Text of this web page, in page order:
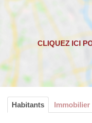
Habitants Immobilier